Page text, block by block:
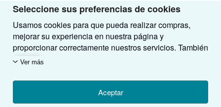
Seleccione sus preferencias de cookies
Usamos cookies para que pueda realizar compras,
mejorar su experiencia en nuestra página y
proporcionar correctamente nuestros servicios. También
utilizamos cookies para comprender el modo en que los
midiendo las visitas al sitio) y así poder realizar
mejoras. Si está de acuerdo, también utilizaremos
cookies de terceros para mostrar contenido relevante
Ver más
Aceptar
Colecciones
Mi cuenta
Mis pedidos
Ver carrito
Comenzar a vender
Únase a nuestro programa de afiliados
Recomiende un vendedor
Sobre nosotros
Sobre IberLibro
Medios
Empleo
Política de Privacidad
Obtener Ayuda
Preguntas frecuentes y guías
Atención al Cliente
Otras compañías de AbeBooks
AbeBooks.com
AbeBooks.co.uk
Siga a IberLibro